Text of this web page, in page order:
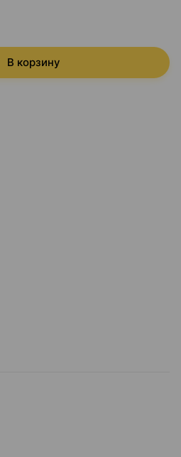
В корзину